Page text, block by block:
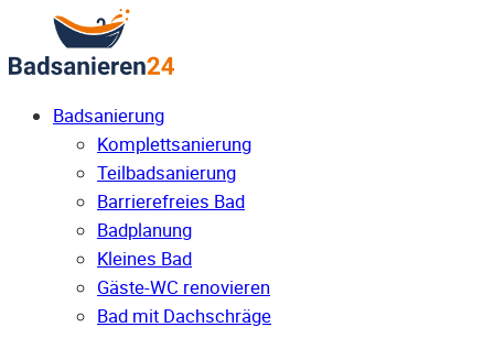
Badsanierung
Komplettsanierung
Teilbadsanierung
Barrierefreies Bad
Badplanung
Kleines Bad
Gäste-WC renovieren
Bad mit Dachschräge